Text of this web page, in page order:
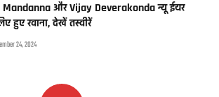
और Vijay Deverakonda न्यू ईयर
हुए रवाना, देखें तस्वीरें
24, 2024